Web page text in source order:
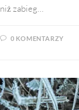
niż zabieg…
0 KOMENTARZY